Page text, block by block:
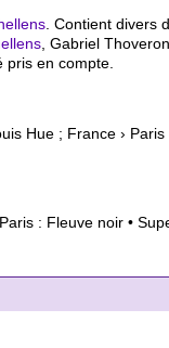
. Contient divers
, Gabriel
pris en compte.
Hue ; France ›
: Fleuve noir •